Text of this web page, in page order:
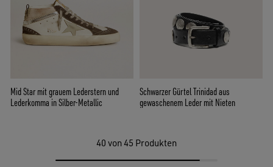
Mid Star mit grauem Lederstern und
Lederkomma in Silber-Metallic
Schwarzer Gürtel Trinidad aus
gewaschenem Leder mit Nieten
40 von 45 Produkten